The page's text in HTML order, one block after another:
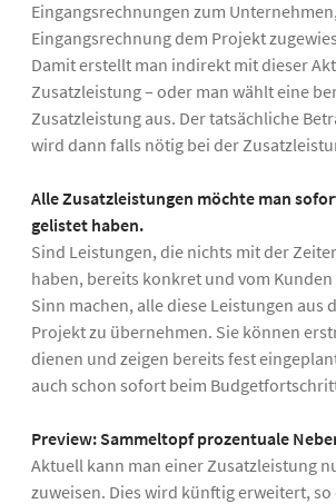
Eingangsrechnungen zum
Eingangsrechnung dem Projekt
Damit erstellt man indirekt mit dieser
Zusatzleistung – oder man wählt eine
Zusatzleistung aus. Der tatsächliche
wird dann falls nötig bei der
Alle Zusatzleistungen möchte man
gelistet haben.
Sind Leistungen, die nichts mit der
haben, bereits konkret und vom
Sinn machen, alle diese Leistungen aus
Projekt zu übernehmen. Sie können
dienen und zeigen bereits fest
auch schon sofort beim
Preview: Sammeltopf prozentuale
Aktuell kann man einer Zusatzleistung
zuweisen. Dies wird künftig erweitert, so